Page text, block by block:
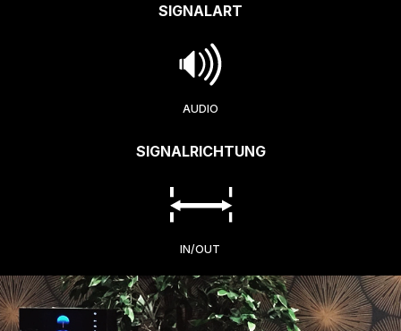
SIGNALART
AUDIO
SIGNALRICHTUNG
IN/OUT